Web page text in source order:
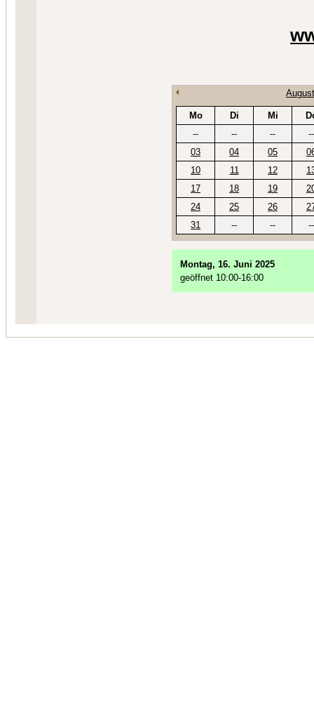
Mo Di Mi
--
-- --
--
03
04 05
10
11 12
17
18 19
24
25 26
31
-- -- --
Montag, 16. Juni 2025
geöffnet 10:00-16:00